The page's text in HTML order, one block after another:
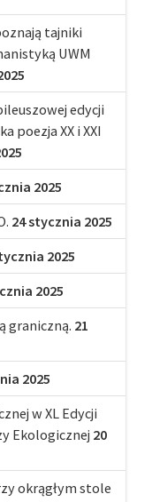
tajniki
UWM
edycji
poezja XX i XXI
2025
24 stycznia 2025
2025
2025
graniczną. 21
2025
w XL Edycji
Ekologicznej 20
okrągłym stole